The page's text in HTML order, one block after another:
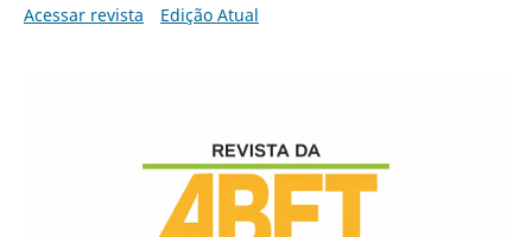
Acessar revista Edição Atual